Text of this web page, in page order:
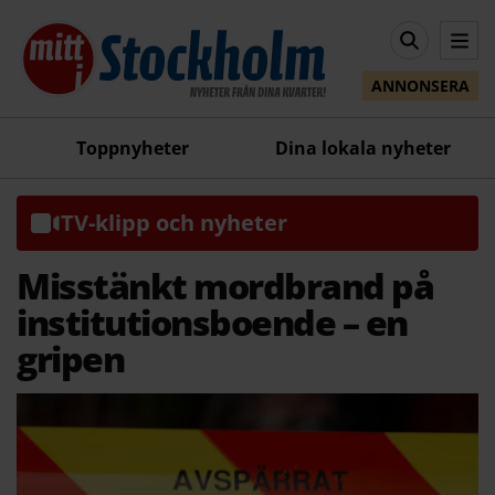
ANNONSERA
Toppnyheter Dina lokala nyheter
TV-klipp och nyheter
Misstänkt mordbrand på
institutionsboende – en
gripen